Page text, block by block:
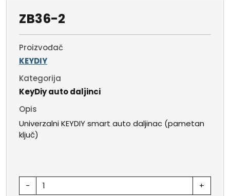
ZB36-2
Proizvođač
KEYDIY
Kategorija
KeyDiy auto daljinci
Opis
Univerzalni KEYDIY smart auto daljinac (pametan
ključ)
- +